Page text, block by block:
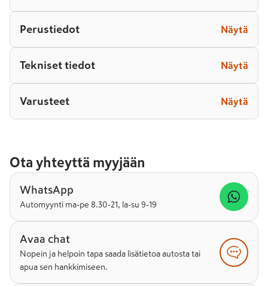
Perustiedot Näytä
Tekniset tiedot Näytä
Varusteet Näytä
Ota yhteyttä myyjään
WhatsApp
Automyynti ma-pe 8.30-21, la-su 9-19
Avaa chat
Nopein ja helpoin tapa saada lisätietoa autosta tai
apua sen hankkimiseen.